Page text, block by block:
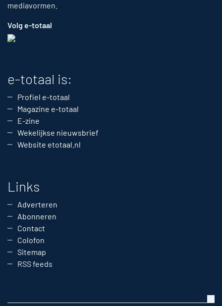
mediavormen.
Volg e-totaal
e-totaal is:
Profiel e-totaal
Magazine e-totaal
E-zine
Wekelijkse nieuwsbrief
Website etotaal.nl
Links
Adverteren
Abonneren
Contact
Colofon
Sitemap
RSS feeds